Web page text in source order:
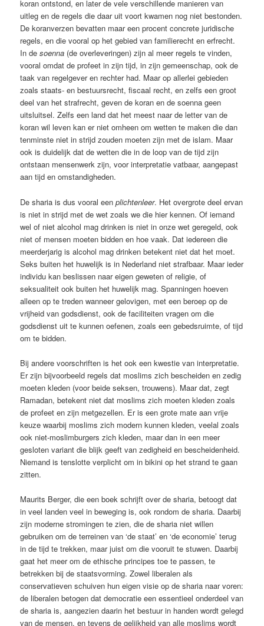
koran ontstond, en later de vele verschillende manieren van
uitleg en de regels die daar uit voort kwamen nog niet bestonden.
De koranverzen bevatten maar een procent concrete juridische
regels, en die vooral op het gebied van familierecht en erfrecht.
In desoenna (de overleveringen) zijn al meer regels te vinden,
vooral omdat de profeet in zijn tijd, in zijn gemeenschap, ook de
taak van regelgever en rechter had. Maar op allerlei gebieden
zoals staats- en bestuursrecht, fiscaal recht, en zelfs een groot
deel van het strafrecht, geven de koran en de soenna geen
uitsluitsel. Zelfs een land dat het meest naar de letter van de
koran wil leven kan er niet omheen om wetten te maken die dan
tenminste niet in strijd zouden moeten zijn met de islam. Maar
ook is duidelijk dat de wetten die in de loop van de tijd zijn
ontstaan mensenwerk zijn, voor interpretatie vatbaar, aangepast
aan tijd en omstandigheden.
De sharia is dus vooral eenplichtenleer. Het overgrote deel ervan
is niet in strijd met de wet zoals we die hier kennen. Of iemand
wel of niet alcohol mag drinken is niet in onze wet geregeld, ook
niet of mensen moeten bidden en hoe vaak. Dat iedereen die
meerderjarig is alcohol mag drinken betekent niet dat het moet.
Seks buiten het huwelijk is in Nederland niet strafbaar. Maar ieder
individu kan beslissen naar eigen geweten of religie, of
seksualiteit ook buiten het huwelijk mag. Spanningen hoeven
alleen op te treden wanneer gelovigen, met een beroep op de
vrijheid van godsdienst, ook de faciliteiten vragen om die
godsdienst uit te kunnen oefenen, zoals een gebedsruimte, of tijd
om te bidden.
Bij andere voorschriften is het ook een kwestie van interpretatie.
Er zijn bijvoorbeeld regels dat moslims zich bescheiden en zedig
moeten kleden (voor beide seksen, trouwens). Maar dat, zegt
Ramadan, betekent niet dat moslims zich moeten kleden zoals
de profeet en zijn metgezellen. Er is een grote mate aan vrije
keuze waarbij moslims zich modern kunnen kleden, veelal zoals
ook niet-moslimburgers zich kleden, maar dan in een meer
gesloten variant die blijk geeft van zedigheid en bescheidenheid.
Niemand is tenslotte verplicht om in bikini op het strand te gaan
zitten.
Maurits Berger, die een boek schrijft over de sharia, betoogt dat
in veel landen veel in beweging is, ook rondom de sharia. Daarbij
zijn moderne stromingen te zien, die de sharia niet willen
gebruiken om de terreinen van ‘de staat’ en ‘de economie’ terug
in de tijd te trekken, maar juist om die vooruit te stuwen. Daarbij
gaat het meer om de ethische principes toe te passen, te
betrekken bij de staatsvorming. Zowel liberalen als
conservatieven schuiven hun eigen visie op de sharia naar voren:
de liberalen betogen dat democratie een essentieel onderdeel van
de sharia is, aangezien daarin het bestuur in handen wordt gelegd
van de mensen, en tevens de gelijkheid van alle moslims wordt